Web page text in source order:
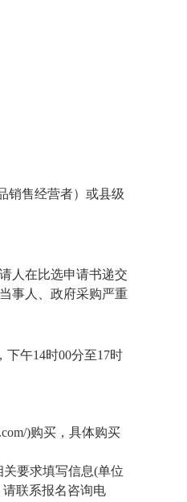
销售经营者）或县级
人在比选申请书递交
事人、政府采购严重
下午14时00分至17时
)购买，具体购买
要求填写信息(单位
联系报名咨询电